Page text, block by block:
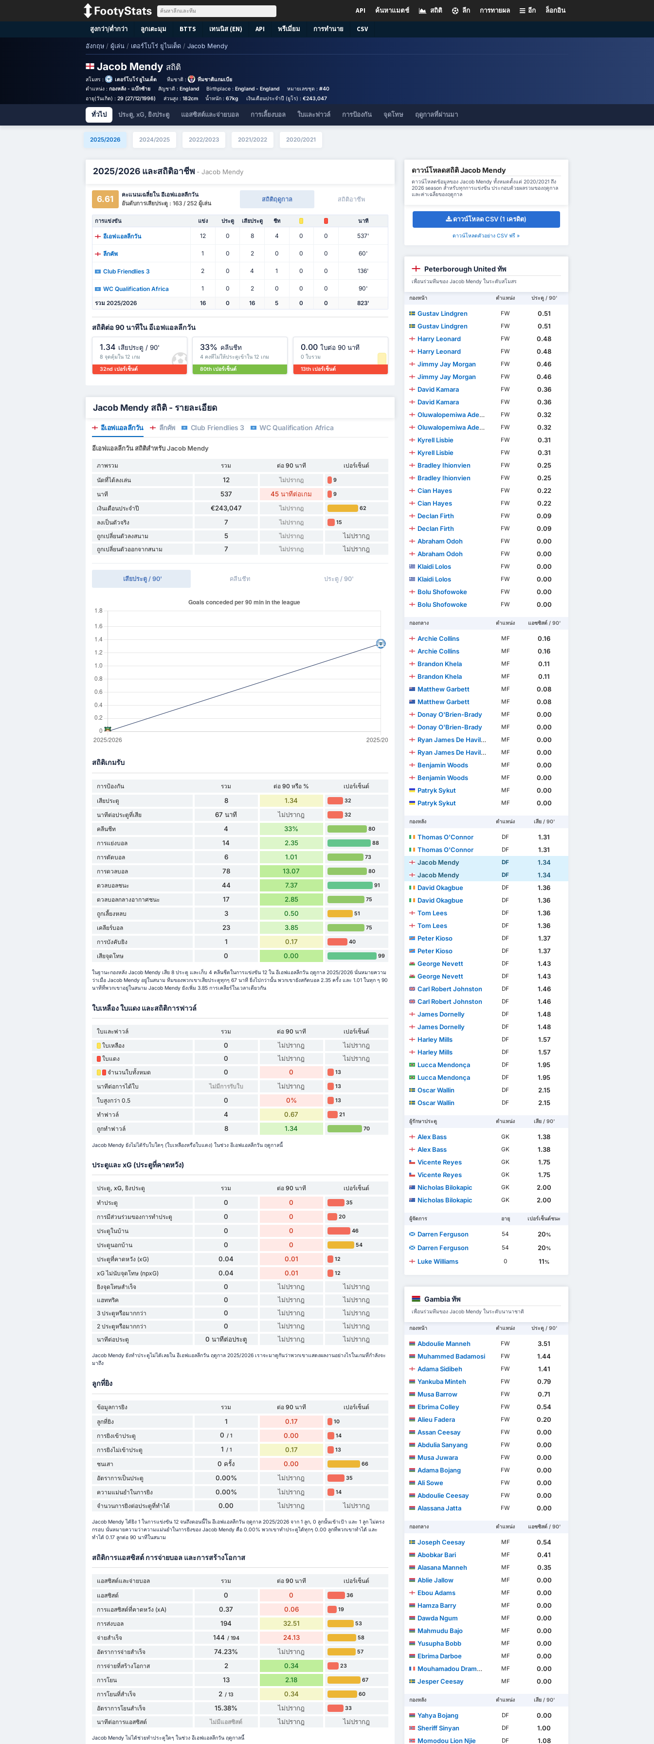
ล็อกอิน
อีก
การทายผล
ลีก
สถิติ
ค้นหาแมตช์
API
สูงกว่า/ต่ำกว่า ลูกเตะมุม BTTS เทนนิส (EN) API พรีเมี่ยม การทำนาย CSV
อังกฤษ / ผู้เล่น / เตอร์โบโร่ ยูไนเต็ด / Jacob Mendy
Jacob Mendy สถิติ
สโมสร : เตอร์โบโร่ ยูไนเต็ด ทีมชาติ :
ทีมชาติแกมเบีย
ตำแหน่ง : กองหลัง - แบ๊กซ้าย สัญชาติ : England Birthplace :England - England หมายเลขชุด : #40
อายุ(วันเกิด) : 29 (27/12/1996) ส่วนสูง : 182cm น้ำหนัก :67kg เงินเดือนประจำปี (ยูโร) : €243,047
ทั่วไป ประตู, xG, ยิงประตู แอสซิสต์และจ่ายบอล การเลี้ยงบอล ใบและฟาวล์ การป้องกัน จุดโทษ ฤดูกาลที่ผ่านมา
2025/2026 2024/2025 2022/2023 2021/2022 2020/2021
2025/2026 และสถิติอาชีพ - Jacob Mendy
6.61
คะแนนเฉลี่ยใน อีเอฟแอลลีกวัน
อันดับการเสียประตู : 163 / 252 ผู้เล่น
สถิติฤดูกาล สถิติอาชีพ
การแข่งขัน แข่ง ประตู เสียประตู ชีท นาที
อีเอฟแอลลีกวัน 12 0 8 4 0 0 537'
ลีกคัพ 1 0 2 0 0 0 60'
Club Friendlies 3 2 0 4 1 0 0 136'
WC Qualification Africa 1 0 2 0 0 0 90'
รวม 2025/2026 16 0 16 5 0 0 823'
สถิติต่อ 90 นาทีใน อีเอฟแอลลีกวัน
1.34 เสียประตู / 90'
8 จุดตุ้มใน 12 เกม
32nd เปอร์เซ็นต์
33% คลีนชีท
4 คงที่ไม่ให้ประตูเข้าใน 12 เกม
80th เปอร์เซ็นต์
0.00 ใบต่อ 90 นาที
0 ใบรวม
13th เปอร์เซ็นต์
Jacob Mendy สถิติ - รายละเอียด
อีเอฟแอลลีกวัน ลีกคัพ Club Friendlies 3 WC Qualification Africa
อีเอฟแอลลีกวัน สถิติสำหรับ Jacob Mendy
ภาพรวม รวม ต่อ 90 นาที
เปอร์เซ็นต์
นัดที่ได้ลงเล่น
12 ไม่ปรากฎ 9
นาที 537 45 นาทีต่อเกม 9
เงินเดือนประจำปี €243,047 ไม่ปรากฎ 62
ลงเป็นตัวจริง 7 ไม่ปรากฎ 15
ถูกเปลี่ยนตัวลงสนาม 5 ไม่ปรากฎ ไม่ปรากฎ
ถูกเปลี่ยนตัวออกจากสนาม 7 ไม่ปรากฎ ไม่ปรากฎ
เสียประตู / 90' คลีนชีท ประตู / 90'
สถิติเกมรับ
การป้องกัน รวม ต่อ 90 หรือ %
เปอร์เซ็นต์
เสียประตู
8 1.34 32
นาทีต่อประตูที่เสีย 67 นาที ไม่ปรากฎ 32
คลีนชีท 4 33% 80
การแย่งบอล 14 2.35 88
การตัดบอล 6 1.01 73
การดวลบอล 78 13.07 80
ดวลบอลชนะ 44 7.37 91
ดวลบอลกลางอากาศชนะ 17 2.85 75
ถูกเลี้ยงหลบ 3 0.50 51
เคลียร์บอล 23 3.85 75
การบังคับยิง 1 0.17 40
เสียจุดโทษ 0 0.00 99
ในฐานะกองหลัง Jacob Mendy เสีย 8 ประตู และเก็บ 4 คลีนชีตในการแข่งขัน 12 ใน อีเอฟแอลลีกวัน ฤดูกาล 2025/2026 นั่นหมายความ
ว่าเมื่อ Jacob Mendy อยู่ในสนาม ทีมของพวกเขาเสียประตูทุกๆ 67 นาที ยิ่งไปกว่านั้น พวกเขายังสกัดบอล 2.35 ครั้ง และ 1.01 ในทุก ๆ 90
นาทีที่พวกเขาอยู่ในสนาม Jacob Mendy ยังเพิ่ม 3.85 การเคลียร์ในเวลาเดียวกัน
ใบเหลือง ใบแดง และสถิติการฟาวล์
ใบและฟาวล์ รวม ต่อ 90 นาที
เปอร์เซ็นต์
ใบเหลือง
0 ไม่ปรากฎ ไม่ปรากฎ
ใบแดง 0 ไม่ปรากฎ ไม่ปรากฎ
จำนวนใบทั้งหมด 0 0 13
นาทีต่อการได้ใบ ไม่มีการรับใบ ไม่ปรากฎ 13
ใบสูงกว่า 0.5 0 0% 13
ทำฟาวล์ 4 0.67 21
ถูกทำฟาวล์ 8 1.34 70
Jacob Mendy ยังไม่ได้รับใบใดๆ (ใบเหลืองหรือใบแดง) ในช่วง อีเอฟแอลลีกวัน ฤดูกาลนี้
ประตูและ xG (ประตูที่คาดหวัง)
ประตู, xG, ยิงประตู รวม ต่อ 90 นาที
เปอร์เซ็นต์
ทำประตู
0 0 35
การมีส่วนร่วมของการทำประตู 0 0 20
ประตูในบ้าน 0 0 46
ประตูนอกบ้าน 0 0 54
ประตูที่คาดหวัง (xG) 0.04 0.01 12
xG ไม่นับจุดโทษ (npxG) 0.04 0.01 12
ยิงจุดโทษสำเร็จ 0 ไม่ปรากฎ ไม่ปรากฎ
แฮททริค 0 ไม่ปรากฎ ไม่ปรากฎ
3 ประตูหรือมากกว่า 0 ไม่ปรากฎ ไม่ปรากฎ
2 ประตูหรือมากกว่า 0 ไม่ปรากฎ ไม่ปรากฎ
นาทีต่อประตู 0 นาทีต่อประตู ไม่ปรากฎ ไม่ปรากฎ
Jacob Mendy ยังทำประตูไม่ได้เลยใน อีเอฟแอลลีกวัน ฤดูกาล 2025/2026 เราจะมาดูกันว่าพวกเขาแสดงผลงานอย่างไรในเกมที่กำลังจะ
มาถึง
ลูกที่ยิง
ข้อมูลการยิง รวม ต่อ 90 นาที
เปอร์เซ็นต์
ลูกที่ยิง
1 0.17 10
การยิงเข้าประตู 0 / 1 0.00 14
การยิงไม่เข้าประตู 1 / 1 0.17 13
ชนเสา 0 ครั้ง 0.00 66
อัตราการเป็นประตู 0.00% ไม่ปรากฎ 35
ความแม่นยำในการยิง 0.00% ไม่ปรากฎ 14
จำนวนการยิงต่อประตูที่ทำได้ 0.00 ไม่ปรากฎ ไม่ปรากฎ
Jacob Mendy ได้ยิง 1 ในการแข่งขัน 12 จนถึงตอนนี้ใน อีเอฟแอลลีกวัน ฤดูกาล 2025/2026 จาก 1 ลูก, 0 ลูกนั้นเข้าเป้า และ 1 ลูก ไม่ตรง
กรอบ นั่นหมายความว่าความแม่นยำในการยิงของ Jacob Mendy คือ 0.00% พวกเขาทำประตูได้ทุกๆ 0.00 ลูกที่พวกเขาทำได้ และ
ทำได้ 0.17 ลูกต่อ 90 นาทีในสนาม
สถิติการแอสซิสต์ การจ่ายบอล และการสร้างโอกาส
แอสซิสต์และจ่ายบอล รวม ต่อ 90 นาที
เปอร์เซ็นต์
แอสซิสต์
0 0 36
การแอสซิสต์ที่คาดหวัง (xA) 0.37 0.06 19
การส่งบอล 194 32.51 53
จ่ายสำเร็จ 144 / 194 24.13 58
อัตราการจ่ายสำเร็จ 74.23% ไม่ปรากฎ 57
การจ่ายที่สร้างโอกาส 2 0.34 23
การโยน 13 2.18 67
การโยนที่สำเร็จ 2 / 13 0.34 60
อัตราการโยนสำเร็จ 15.38% ไม่ปรากฎ 33
นาทีต่อการแอสซิสต์ ไม่มีแอสซิสต์ ไม่ปรากฎ ไม่ปรากฎ
Jacob Mendy ไม่ได้ช่วยทำประตูใดๆ ในช่วง อีเอฟแอลลีกวัน ฤดูกาลนี้
ดาวน์โหลดสถิติ Jacob Mendy
ดาวน์โหลดข้อมูลของ Jacob Mendy ทั้งหมดตั้งแต่ 2020/2021 ถึง
2026 season สำหรับทุกการแข่งขัน ประกอบด้วยผลรวมของฤดูกาล
และค่าเฉลี่ยของฤดูกาล
ดาวน์โหลด CSV (1 เครดิต)
ดาวน์โหลดตัวอย่าง CSV ฟรี »
Peterborough United ทัพ
เพื่อนร่วมทีมของ Jacob Mendy ในระดับสโมสร
กองหน้า ตำแหน่ง ประตู / 90'
Gustav Lindgren FW
0.51
Gustav Lindgren
FW
0.51
Harry Leonard
FW
0.48
Harry Leonard
FW
0.48
Jimmy Jay Morgan
FW
0.46
Jimmy Jay Morgan
FW
0.46
David Kamara
FW
0.36
David Kamara
FW
0.36
Oluwalopemiwa Aderoju
FW
0.32
Oluwalopemiwa Aderoju
FW
0.32
Kyrell Lisbie
FW
0.31
Kyrell Lisbie
FW
0.31
Bradley Ihionvien
FW
0.25
Bradley Ihionvien
FW
0.25
Cian Hayes
FW
0.22
Cian Hayes
FW
0.22
Declan Firth
FW
0.09
Declan Firth
FW
0.09
Abraham Odoh
FW
0.00
Abraham Odoh
FW
0.00
Klaidi Lolos
FW
0.00
Klaidi Lolos
FW
0.00
Bolu Shofowoke
FW
0.00
Bolu Shofowoke
FW 0.00
กองกลาง ตำแหน่ง แอซซิสต์ / 90'
Archie Collins MF
0.16
Archie Collins
MF
0.16
Brandon Khela
MF
0.11
Brandon Khela
MF
0.11
Matthew Garbett
MF
0.08
Matthew Garbett
MF
0.08
Donay O'Brien-Brady
MF
0.00
Donay O'Brien-Brady
MF
0.00
Ryan James De Havilland
MF
0.00
Ryan James De Havilland
MF
0.00
Benjamin Woods
MF
0.00
Benjamin Woods
MF
0.00
Patryk Sykut
MF
0.00
Patryk Sykut
MF 0.00
กองหลัง ตำแหน่ง เสีย / 90'
Thomas O'Connor DF
1.31
Thomas O'Connor
DF
1.31
Jacob Mendy
DF
1.34
Jacob Mendy
DF
1.34
David Okagbue
DF
1.36
David Okagbue
DF
1.36
Tom Lees
DF
1.36
Tom Lees
DF
1.36
Peter Kioso
DF
1.37
Peter Kioso
DF
1.37
George Nevett
DF
1.43
George Nevett
DF
1.43
Carl Robert Johnston
DF
1.46
Carl Robert Johnston
DF
1.46
James Dornelly
DF
1.48
James Dornelly
DF
1.48
Harley Mills
DF
1.57
Harley Mills
DF
1.57
Lucca Mendonça
DF
1.95
Lucca Mendonça
DF
1.95
Oscar Wallin
DF
2.15
Oscar Wallin
DF 2.15
ผู้รักษาประตู ตำแหน่ง เสีย / 90'
Alex Bass GK
1.38
Alex Bass
GK
1.38
Vicente Reyes
GK
1.75
Vicente Reyes
GK
1.75
Nicholas Bilokapic
GK
2.00
Nicholas Bilokapic
GK 2.00
ผู้จัดการ อายุ เปอร์เซ็นต์ชนะ
Darren Ferguson 54 20%
Darren Ferguson 54 20%
Luke Williams 0 11%
Gambia ทัพ
เพื่อนร่วมทีมของ Jacob Mendy ในระดับนานาชาติ
กองหน้า ตำแหน่ง ประตู / 90'
Abdoulie Manneh FW
3.51
Muhammed Badamosi
FW
1.44
Adama Sidibeh
FW
1.41
Yankuba Minteh
FW
0.79
Musa Barrow
FW
0.71
Ebrima Colley
FW
0.54
Alieu Fadera
FW
0.20
Assan Ceesay
FW
0.00
Abdulia Sanyang
FW
0.00
Musa Juwara
FW
0.00
Adama Bojang
FW
0.00
Ali Sowe
FW
0.00
Abdoulie Ceesay
FW
0.00
Alassana Jatta
FW 0.00
กองกลาง ตำแหน่ง แอซซิสต์ / 90'
Joseph Ceesay MF
0.54
Abobkar Bari
MF
0.41
Alasana Manneh
MF
0.35
Ablie Jallow
MF
0.00
Ebou Adams
MF
0.00
Hamza Barry
MF
0.00
Dawda Ngum
MF
0.00
Mahmudu Bajo
MF
0.00
Yusupha Bobb
MF
0.00
Ebrima Darboe
MF
0.00
Mouhamadou Drammeh
MF
0.00
Jesper Ceesay
MF 0.00
กองหลัง ตำแหน่ง เสีย / 90'
Yahya Bojang DF
0.00
Sheriff Sinyan
DF
1.00
Momodou Lion Njie
DF 1.08